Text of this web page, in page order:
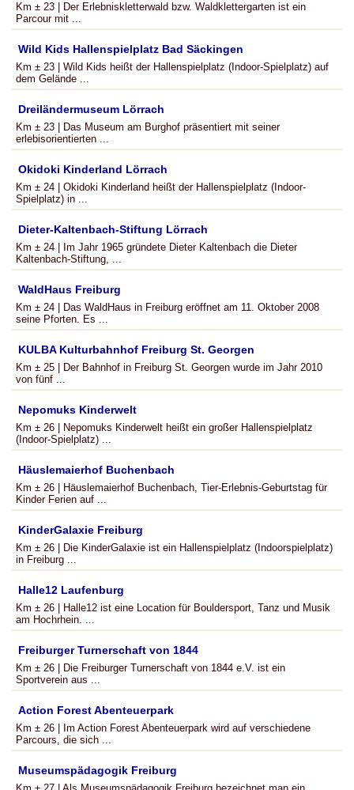
Km ± 23 | Der Erlebniskletterwald bzw. Waldklettergarten ist ein
Parcour mit ...
Wild Kids Hallenspielplatz Bad Säckingen
Km ± 23 | Wild Kids heißt der Hallenspielplatz (Indoor-Spielplatz) auf
dem Gelände ...
Dreiländermuseum Lörrach
Km ± 23 | Das Museum am Burghof präsentiert mit seiner
erlebisorientierten ...
Okidoki Kinderland Lörrach
Km ± 24 | Okidoki Kinderland heißt der Hallenspielplatz (Indoor-
Spielplatz) in ...
Dieter-Kaltenbach-Stiftung Lörrach
Km ± 24 | Im Jahr 1965 gründete Dieter Kaltenbach die Dieter
Kaltenbach-Stiftung, ...
WaldHaus Freiburg
Km ± 24 | Das WaldHaus in Freiburg eröffnet am 11. Oktober 2008
seine Pforten. Es ...
KULBA Kulturbahnhof Freiburg St. Georgen
Km ± 25 | Der Bahnhof in Freiburg St. Georgen wurde im Jahr 2010
von fünf ...
Nepomuks Kinderwelt
Km ± 26 | Nepomuks Kinderwelt heißt ein großer Hallenspielplatz
(Indoor-Spielplatz) ...
Häuslemaierhof Buchenbach
Km ± 26 | Häuslemaierhof Buchenbach, Tier-Erlebnis-Geburtstag für
Kinder Ferien auf ...
KinderGalaxie Freiburg
Km ± 26 | Die KinderGalaxie ist ein Hallenspielplatz (Indoorspielplatz)
in Freiburg ...
Halle12 Laufenburg
Km ± 26 | Halle12 ist eine Location für Bouldersport, Tanz und Musik
am Hochrhein. ...
Freiburger Turnerschaft von 1844
Km ± 26 | Die Freiburger Turnerschaft von 1844 e.V. ist ein
Sportverein aus ...
Action Forest Abenteuerpark
Km ± 26 | Im Action Forest Abenteuerpark wird auf verschiedene
Parcours, die sich ...
Museumspädagogik Freiburg